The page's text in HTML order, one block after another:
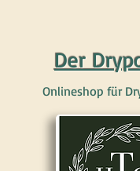
Der
Onlineshop für